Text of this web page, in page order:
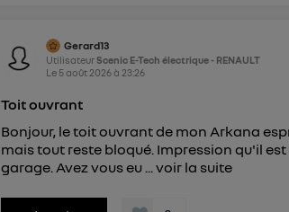
Gerard13
UtilisateurScenic E-Tech électrique - RENAULT
Le 5 août 2026à 23:26
Toit ouvrant
Bonjour, le toit ouvrant de mon Arkana
mais tout reste bloqué. Impression qu'il
garage. Avez vous eu ...voir la suite